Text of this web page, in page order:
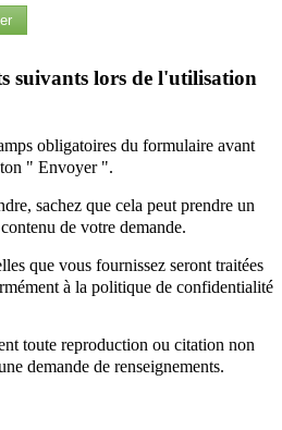
suivants lors de l'utilisation
obligatoires du formulaire avant
" Envoyer ".
sachez que cela peut prendre un
de votre demande.
que vous fournissez seront traitées
à la politique de confidentialité
toute reproduction ou citation non
demande de renseignements.